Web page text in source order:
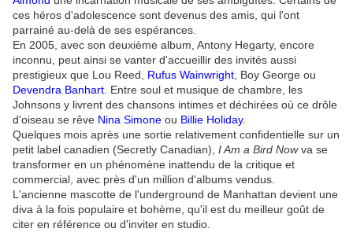
ces héros d'adolescence sont devenus des amis, qui l'ont
parrainé au-delà de ses espérances.
En 2005, avec son deuxième album, Antony Hegarty, encore
inconnu, peut ainsi se vanter d'accueillir des invités aussi
prestigieux que Lou Reed, Rufus Wainwright , Boy George ou
Devendra Banhart . Entre soul et musique de chambre, les
Johnsons y livrent des chansons intimes et déchirées où ce drôle
d'oiseau se rêve Nina Simone ou Billie Holiday.
Quelques mois après une sortie relativement confidentielle sur un
petit label canadien (Secretly Canadian), I Am a Bird Nowva se
transformer en un phénomène inattendu de la critique et
commercial, avec près d'un million d'albums vendus.
L'ancienne mascotte de l'underground de Manhattan devient une
diva à la fois populaire et bohème, qu'il est du meilleur goût de
citer en référence ou d'inviter en studio.